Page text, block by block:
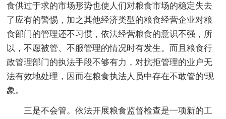
食供过于求的市场形势也使人们对粮食市场的稳定失去
了应有的警惕，加之其他经济类型的粮食经营企业对粮
食部门的管理还不习惯，依法经营粮食的意识不强，所
以，不愿被管、不服管理的情况时有发生。而且粮食行
政管理部门的执法手段不够有力，对抗拒管理的业户无
法有效地处理，因而在粮食执法人员中存在不敢管的'现
象。
三是不会管。依法开展粮食监督检查是一项新的工